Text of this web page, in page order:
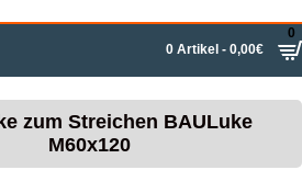
0 Artikel - 0,00€
0
zum Streichen BAULuke
M60x120